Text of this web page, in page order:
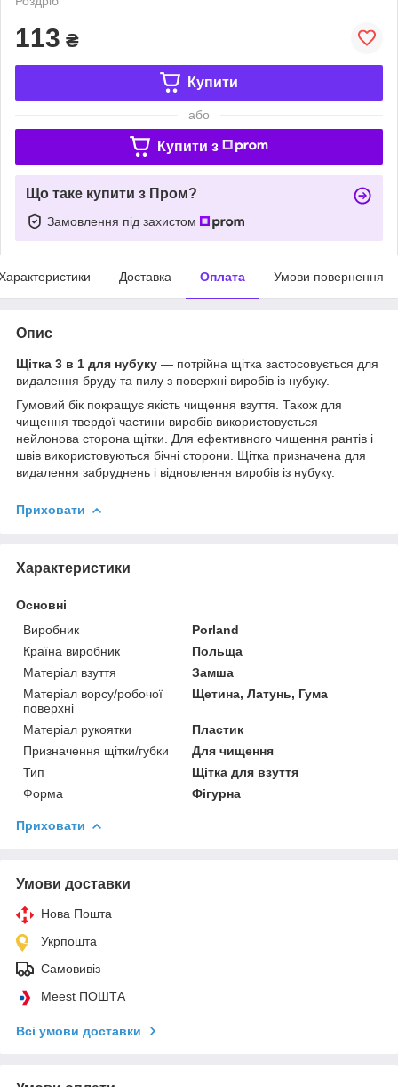
113 ₴
Купити
або
Купити з
Що таке купити з Пром?
Замовлення під захистом
Доставка Оплата Умови повернення
Опис
Щітка 3 в 1 для нубуку — потрійна щітка застосовується для
видалення бруду та пилу з поверхні виробів із нубуку.
Гумовий бік покращує якість чищення взуття. Також для
чищення твердої частини виробів використовується
нейлонова сторона щітки. Для ефективного чищення рантів і
швів використовуються бічні сторони. Щітка призначена для
видалення забруднень і відновлення виробів із нубуку.
Приховати
Характеристики
Основні
Виробник
Porland
Країна виробник
Польща
Матеріал взуття
Замша
Матеріал ворсу/робочої
поверхні
Щетина, Латунь, Гума
Матеріал рукоятки
Пластик
Призначення щітки/губки
Для чищення
Тип
Щітка для взуття
Форма
Фігурна
Приховати
Умови доставки
Нова Пошта
Укрпошта
Самовивіз
Meest ПОШТА
Всі умови доставки